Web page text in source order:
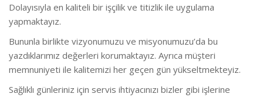
Dolayısıyla en kaliteli bir işçilik ve titizlik ile uygulama
yapmaktayız.
Bununla birlikte vizyonumuzu ve misyonumuzu’da bu
yazdıklarımız değerleri korumaktayız. Ayrıca müşteri
memnuniyeti ile kalitemizi her geçen gün yükseltmekteyiz.
Sağlıklı günleriniz için servis ihtiyacınızı bizler gibi işlerine